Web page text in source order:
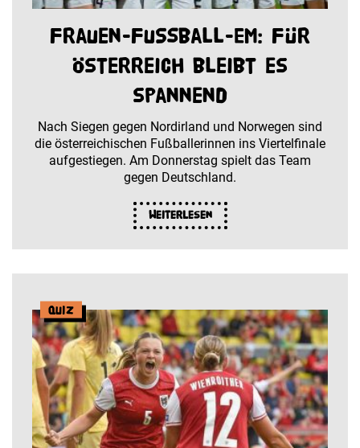
Frauen-Fußball-EM: Für
Österreich bleibt es
spannend
Nach Siegen gegen Nordirland und Norwegen sind
die österreichischen Fußballerinnen ins Viertelfinale
aufgestiegen. Am Donnerstag spielt das Team
gegen Deutschland.
Weiterlesen
Quiz